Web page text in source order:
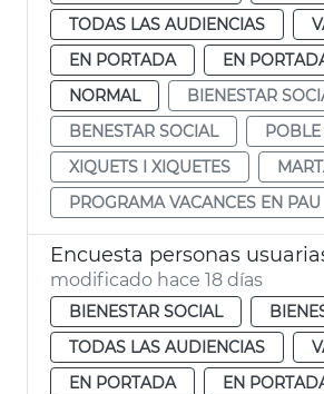
TODAS LAS AUDIENCIAS
EN PORTADA
EN
NORMAL
BIENESTAR
BENESTAR SOCIAL
POBLE
XIQUETS I XIQUETES
PROGRAMA VACANCES EN PAU
modificado hace 18 días
BIENESTAR SOCIAL
TODAS LAS AUDIENCIAS
EN PORTADA
EN